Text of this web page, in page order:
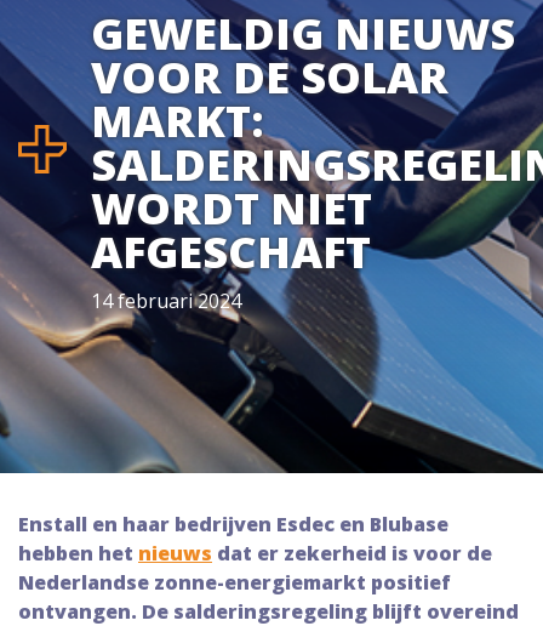
GEWELDIG NIEUWS
VOOR DE SOLAR
MARKT:
WORDT NIET
AFGESCHAFT
14 februari 2024
Enstall en haar bedrijven Esdec en Blubase
hebben het nieuws dat er zekerheid is voor de
Nederlandse zonne-energiemarkt positief
ontvangen. De salderingsregeling blijft overeind